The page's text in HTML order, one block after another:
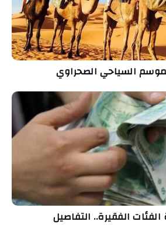
السياحي الصحراوي
الفقيرة.. التفاصيل